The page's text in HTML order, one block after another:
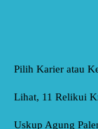
Pilih Karier atau
Lihat, 11 Relikui
Uskup Agung